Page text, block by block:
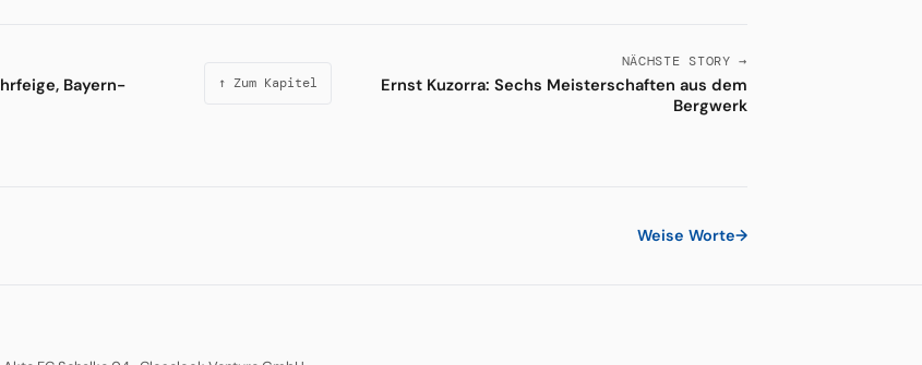
Bayern-
↑ Zum Kapitel
NÄCHSTE STORY →
Ernst Kuzorra: Sechs Meisterschaften aus dem
Bergwerk
Weise Worte→